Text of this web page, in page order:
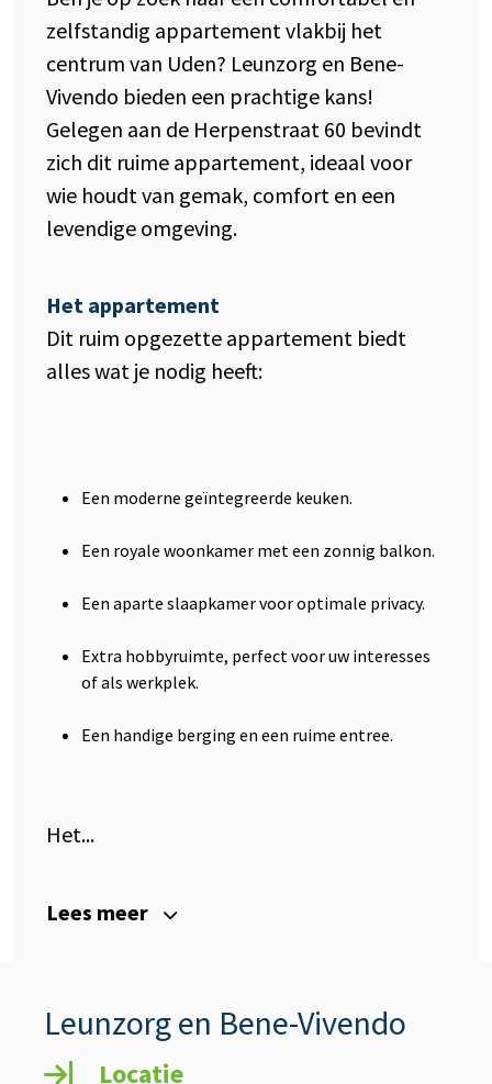
zelfstandig appartement vlakbij het
centrum van Uden? Leunzorg en Bene-
Vivendo bieden een prachtige kans!
Gelegen aan de Herpenstraat 60 bevindt
zich dit ruime appartement, ideaal voor
wie houdt van gemak, comfort en een
levendige omgeving.
Het appartement
Dit ruim opgezette appartement biedt
alles wat je nodig heeft:
Een moderne geïntegreerde keuken.
Een royale woonkamer met een zonnig balkon.
Een aparte slaapkamer voor optimale privacy.
Extra hobbyruimte, perfect voor uw interesses
of als werkplek.
Een handige berging en een ruime entree.
Het...
Lees meer
Leunzorg en Bene-Vivendo
Locatie